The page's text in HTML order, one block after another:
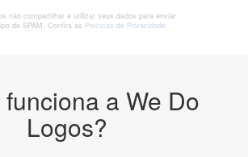
não compartilhar e utilizar seus dados para enviar
de SPAM. Confira as Políticas de Privacidade.
a We Do
Logos?